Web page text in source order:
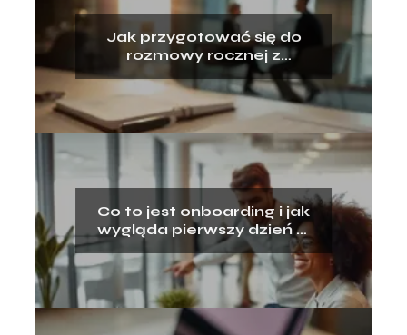
Jak przygotować się do
rozmowy rocznej z
przełożonym?
Co to jest onboarding i jak
wygląda pierwszy dzień w
nowej pracy?